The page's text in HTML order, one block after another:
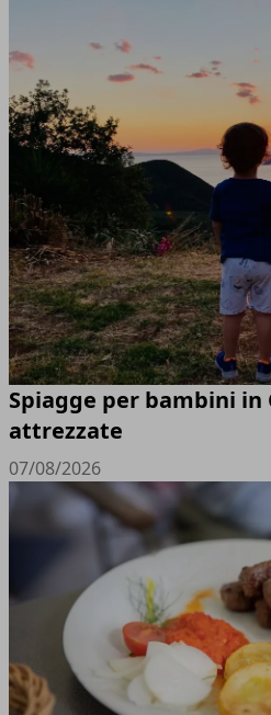
Spiagge per bambini in
attrezzate
07/08/2026